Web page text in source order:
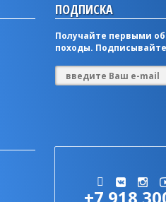
ПОДПИСКА
Получайте первыми
походы.